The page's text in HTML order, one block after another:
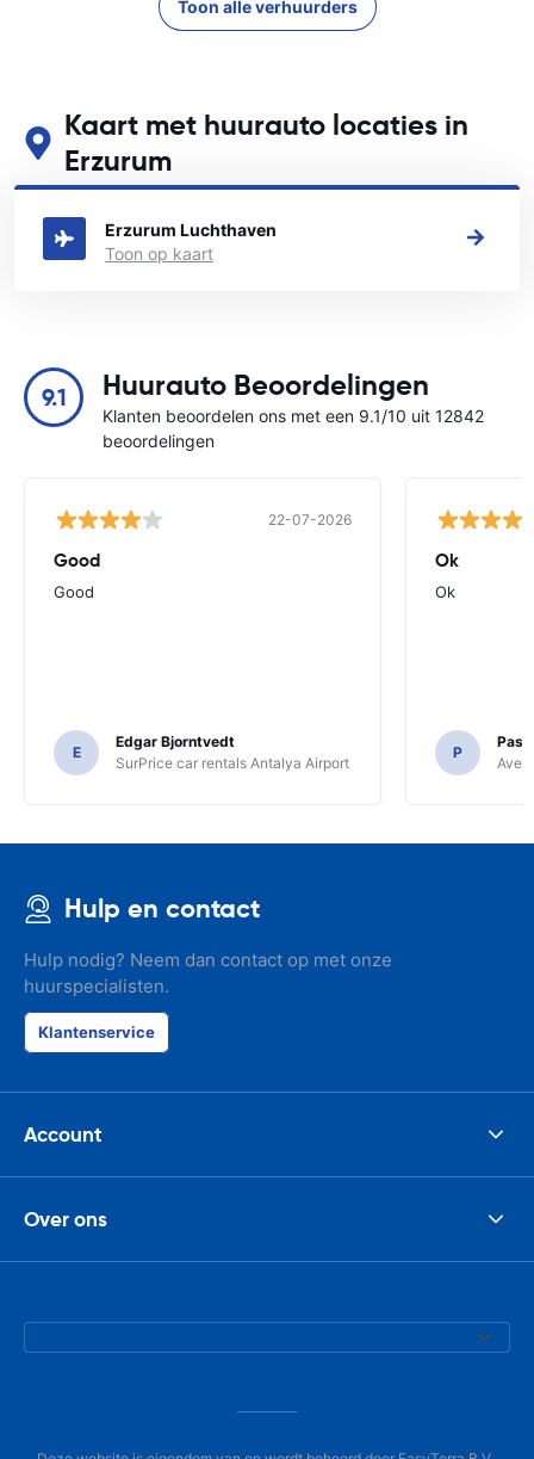
Toon alle verhuurders
Kaart met huurauto locaties in
Erzurum
Zie onze belangrijkste autoverhuur locaties in Erzurum
Erzurum Luchthaven
Toon op kaart
9.1 Huurauto Beoordelingen
Klanten beoordelen ons met een 9.1/10 uit 12842
beoordelingen
22-07-2026
Good
Good
E
Edgar Bjorntvedt
SurPrice car rentals Antalya Airport
Ok
Ok
P
Avec
Hulp en contact
Hulp nodig? Neem dan contact op met onze
huurspecialisten.
Klantenservice
Account
Over ons